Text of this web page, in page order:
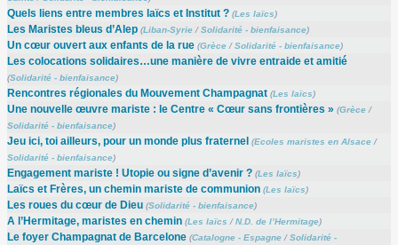
Quels liens entre membres laïcs et Institut ? (Les laïcs)
Les Maristes bleus d’Alep (Liban-Syrie/Solidarité - bienfaisance)
Un cœur ouvert aux enfants de la rue (Grèce/Solidarité - bienfaisance)
Les colocations solidaires…une manière de vivre entraide et amitié
(Solidarité - bienfaisance)
Rencontres régionales du Mouvement Champagnat (Les laïcs)
Une nouvelle œuvre mariste : le Centre « Cœur sans frontières » (Grèce/
Solidarité - bienfaisance)
Jeu ici, toi ailleurs, pour un monde plus fraternel (Ecoles maristes en Alsace/
Solidarité - bienfaisance)
Engagement mariste ! Utopie ou signe d’avenir ? (Les laïcs)
Laïcs et Frères, un chemin mariste de communion (Les laïcs)
Les roues du cœur de Dieu (Solidarité - bienfaisance)
A l’Hermitage, maristes en chemin (Les laïcs /N.D. de l’Hermitage)
Le foyer Champagnat de Barcelone (Catalogne - Espagne/Solidarité -